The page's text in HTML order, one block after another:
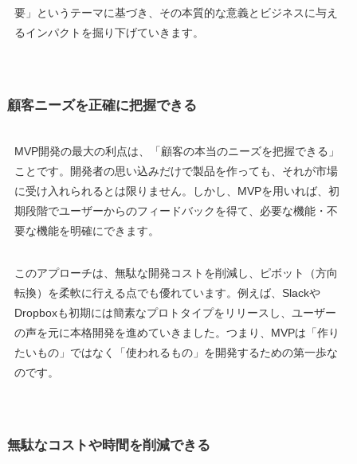
要」というテーマに基づき、その本質的な意義とビジネスに与え
るインパクトを掘り下げていきます。
顧客ニーズを正確に把握できる
MVP開発の最大の利点は、「顧客の本当のニーズを把握できる」
ことです。開発者の思い込みだけで製品を作っても、それが市場
に受け入れられるとは限りません。しかし、MVPを用いれば、初
期段階でユーザーからのフィードバックを得て、必要な機能・不
要な機能を明確にできます。
このアプローチは、無駄な開発コストを削減し、ピボット（方向
転換）を柔軟に行える点でも優れています。例えば、Slackや
Dropboxも初期には簡素なプロトタイプをリリースし、ユーザー
の声を元に本格開発を進めていきました。つまり、MVPは「作り
たいもの」ではなく「使われるもの」を開発するための第一歩な
のです。
無駄なコストや時間を削減できる